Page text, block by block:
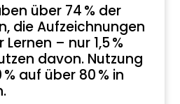
über 74 % der
die Aufzeichnungen
– nur 1,5 %
davon. Nutzung
auf über 80 % in